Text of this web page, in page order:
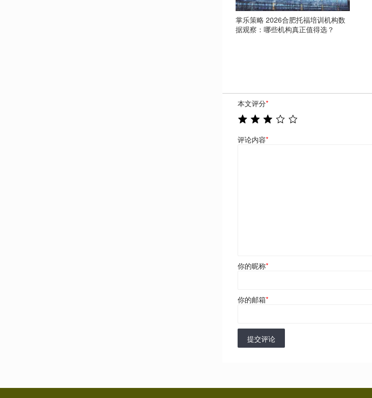
掌乐策略 2026合肥托福培训机构数
据观察：哪些机构真正值得选？
本文评分*
评论内容*
你的昵称*
你的邮箱*
提交评论